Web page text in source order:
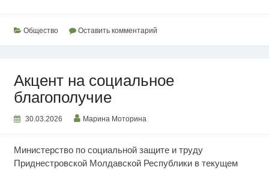
квартал
Общество Оставить комментарий
Акцент на социальное
благополучие
30.03.2026 Марина Моторина
Министерство по социальной защите и труду
Приднестровской Молдавской Республики в текущем